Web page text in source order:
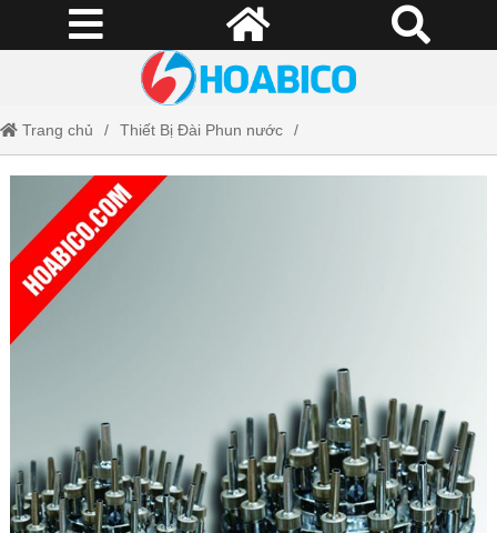
Trang chủ Thiết Bị Đài Phun nước
Đầu phun nước nghệ thuật Đầu phun nước hình hoa nở 3 tầng